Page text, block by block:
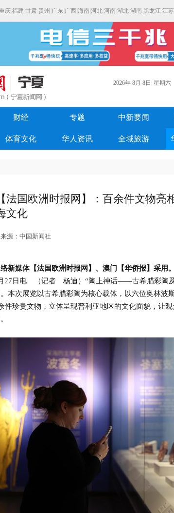
庆 福建 甘肃 贵州 广东 广西 海南 河北 河南 湖北 湖南 黑龙江 江苏
2026年 8月 8日 星期六
财经 专题 中新要闻
体育文化 华人资讯 全域旅游
法国欧洲时报网】：百余件文物亮
文化
源：中国新闻社
新媒体【法国欧洲时报网】、澳门【华侨报】采用。
日电 （记者 杨迪）“陶上神话——古希腊彩陶及
本次展览以古希腊彩陶为核心载体，以六位奥林波
件珍贵文物，立体呈现普利亚地区的文化面貌，让